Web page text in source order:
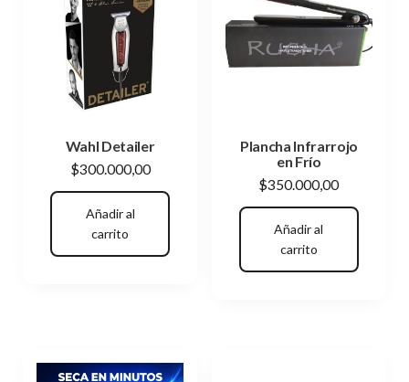
Wahl Detailer
$300.000,00
Añadir al
carrito
Plancha Infrarrojo
en Frío
$350.000,00
Añadir al
carrito